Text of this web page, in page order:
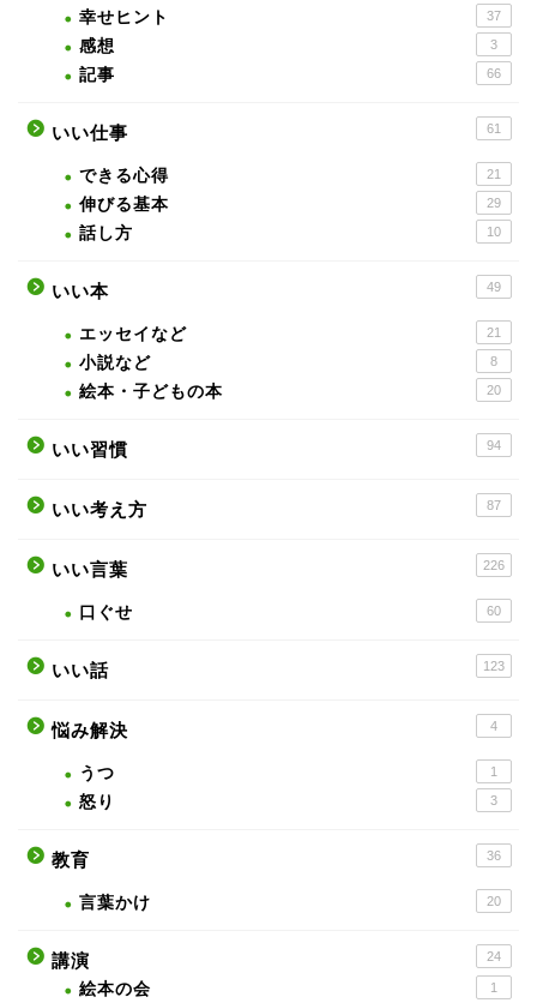
幸せヒント 37
感想 3
記事 66
いい仕事 61
できる心得 21
伸びる基本 29
話し方 10
いい本 49
エッセイなど 21
小説など 8
絵本・子どもの本 20
いい習慣 94
いい考え方 87
いい言葉 226
口ぐせ 60
いい話 123
悩み解決 4
うつ 1
怒り 3
教育 36
言葉かけ 20
講演 24
絵本の会 1